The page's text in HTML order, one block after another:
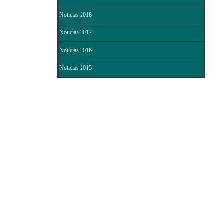
Noticias 2018
Noticias 2017
Noticias 2016
Noticias 2015